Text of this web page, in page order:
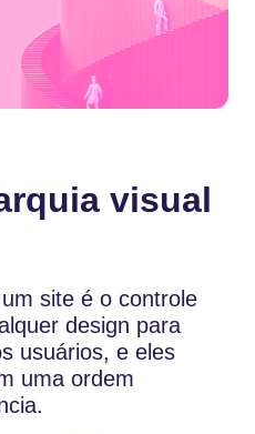
visual
site é o controle
design para
usuários, e eles
uma ordem